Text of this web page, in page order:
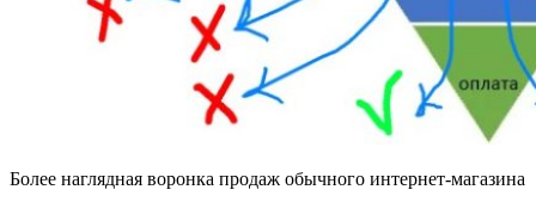
Более наглядная воронка продаж обычного интернет-магазина